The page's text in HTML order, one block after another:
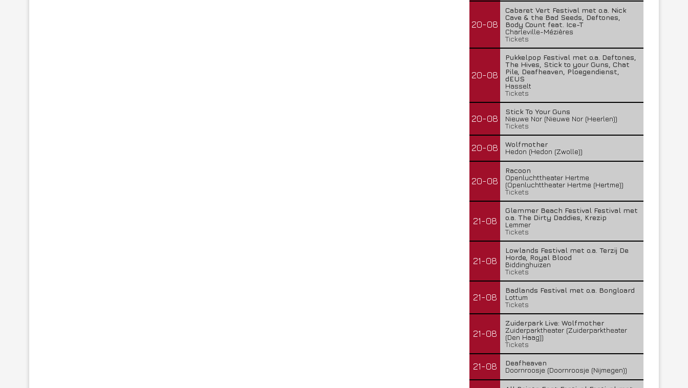
20-08
Cabaret Vert Festival met o.a. Nick
Cave & the Bad Seeds, Deftones,
Body Count feat. Ice-T
Charleville-Mézières
Tickets
20-08
Pukkelpop Festival met o.a. Deftones,
The Hives, Stick to your Guns, Chat
Pile, Deafheaven, Ploegendienst,
dEUS
Hasselt
Tickets
20-08
Stick To Your Guns
Nieuwe Nor (Nieuwe Nor (Heerlen))
Tickets
20-08
Wolfmother
Hedon (Hedon (Zwolle))
20-08
Racoon
Openluchttheater Hertme
(Openluchttheater Hertme (Hertme))
Tickets
21-08
Glemmer Beach Festival Festival met
o.a. The Dirty Daddies, Krezip
Lemmer
Tickets
21-08
Lowlands Festival met o.a. Terzij De
Horde, Royal Blood
Biddinghuizen
Tickets
21-08
Badlands Festival met o.a. Bongloard
Lottum
Tickets
21-08
Zuiderpark Live: Wolfmother
Zuiderparktheater (Zuiderparktheater
(Den Haag))
Tickets
21-08
Deafheaven
Doornroosje (Doornroosje (Nijmegen))